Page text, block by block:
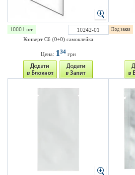
10001 шт.
10242-01
Конверт С6 (0+0) самоклейка
Цена: 134грн
Под заказ